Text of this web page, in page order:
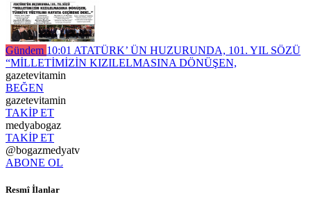
Gündem 10:01 ATATÜRK’ ÜN HUZURUNDA, 101. YIL SÖZÜ
“MİLLETİMİZİN KIZILELMASINA DÖNÜŞEN,
gazetevitamin
BEĞEN
gazetevitamin
TAKİP ET
medyabogaz
TAKİP ET
@bogazmedyatv
ABONE OL
Resmî İlanlar